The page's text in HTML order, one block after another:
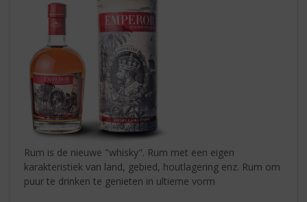
Rum is de nieuwe "whisky". Rum met een eigen
karakteristiek van land, gebied, houtlagering enz. Rum om
puur te drinken te genieten in ultieme vorm